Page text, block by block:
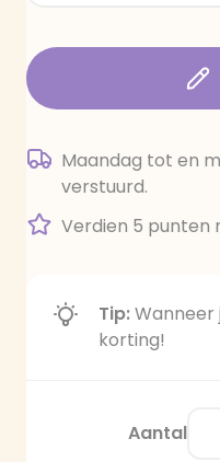
Maandag tot en
verstuurd.
Verdien 5 punten
Tip:Wanneer
korting!
Aantal